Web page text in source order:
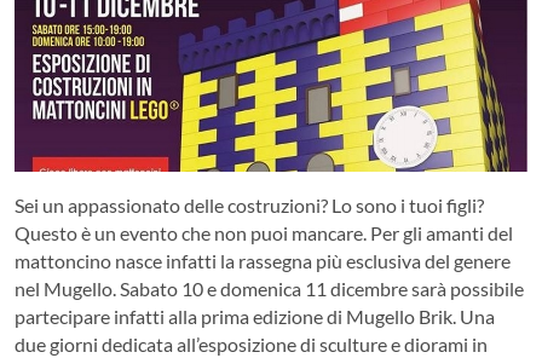
Sei un appassionato delle costruzioni? Lo sono i tuoi figli?
Questo è un evento che non puoi mancare. Per gli amanti del
mattoncino nasce infatti la rassegna più esclusiva del genere
nel Mugello.Sabato 10 e domenica 11 dicembre sarà possibile
partecipare infatti alla prima edizione di Mugello Brik. Una
due giorni dedicata all’esposizione di sculture e diorami in